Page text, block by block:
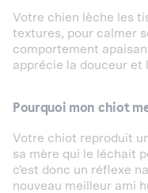
Votre chien lèche les
textures, pour calmer
comportement
apprécie la douceur et
Pourquoi mon chiot
Votre chiot reproduit
sa mère qui le léchait
c'est donc un réflexe
nouveau meilleur ami